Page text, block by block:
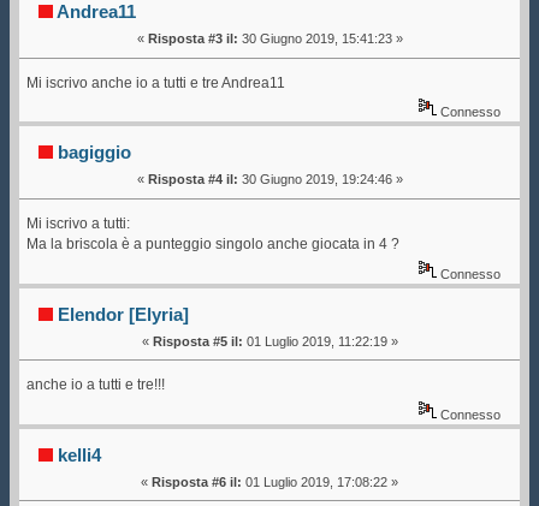
Andrea11
« Risposta #3 il: 30 Giugno 2019, 15:41:23 »
Mi iscrivo anche io a tutti e tre Andrea11
Connesso
bagiggio
« Risposta #4 il: 30 Giugno 2019, 19:24:46 »
Mi iscrivo a tutti:
Ma la briscola è a punteggio singolo anche giocata in 4 ?
Connesso
Elendor [Elyria]
« Risposta #5 il: 01 Luglio 2019, 11:22:19 »
anche io a tutti e tre!!!
Connesso
kelli4
« Risposta #6 il: 01 Luglio 2019, 17:08:22 »